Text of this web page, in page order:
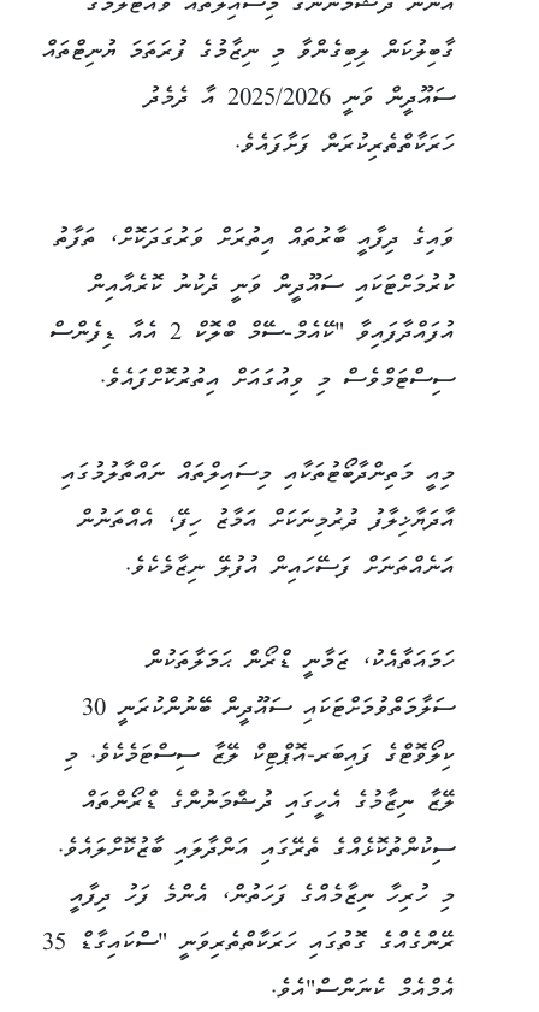
ގާބިލުކަން ލިބިގެންވާ މި ނިޒާމުގެ ފުރަތަމަ ޔުނިޓްތައް
ސައޫދީން ވަނީ 2025/2026 އާ ދެމެދު
ހަރަކާތްތެރިކުރަން ފަށާފައެވެ.
ވައިގެ ދިފާއީ ބާރުތައް އިތުރަށް ވަރުގަދަކޮށް، ތަފާތު
ކުރުމަށްޓަކައި ސައޫދީން ވަނީ ދެކުނު ކޮރެއާއިން
އުފައްދާފައިވާ "ކޭއެމް-ސޭމް ބްލޮކް 2 އެއާ ޑިފެންސް
ސިސްޓަމްވެސް މި ވިއުގައަށް އިތުރުކޮށްފައެވެ.
މިއީ މަތިންދާބޯޓުތަކާއި މިސައިލްތައް ނައްތާލުމުގައި
އާދަޔާޚިލާފު ދުރުމިނަކަށް އަމާޒު ހިފޭ، އެއްތަނުން
އަނެއްތަނަށް ފަސޭހައިން އުފުލޭ ނިޒާމެކެވެ.
ހަމައަތާއެކު، ޒަމާނީ ޑްރޯން ޙަމަލާތަކުން
ސަލާމަތްވުމަށްޓަކައި ސައޫދީން ބޭނުންކުރަނީ 30
ކިލޯވޮޓްގެ ފައިބަރ-އޮޕްޓިކް ލޭޒާ ސިސްޓަމެކެވެ. މި
ލޭޒާ ނިޒާމުގެ އެހީގައި ދުޝްމަނުންގެ ޑްރޯންތައް
ސިކުންތުކޮޅެއްގެ ތެރޭގައި އަންދާލައި ބާޒުކޮށްލައެވެ.
މި ހުރިހާ ނިޒާމެއްގެ ފަހަތުން، އެންމެ ފަހު ދިފާއީ
ރޭންގެއްގެ ގޮތުގައި ހަރަކާތްތެރިވަނީ "ސްކައިގާޑް 35
އެމްއެމް ކެނަންސް"އެވެ.